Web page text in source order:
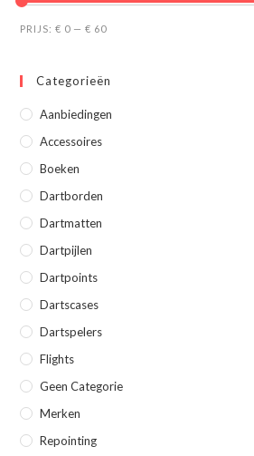
Min.
Max.
PRIJS:€ 0 —€ 60
Categorieën
Aanbiedingen
Accessoires
Boeken
Dartborden
Dartmatten
Dartpijlen
Dartpoints
Dartscases
Dartspelers
Flights
Geen Categorie
Merken
Repointing